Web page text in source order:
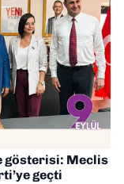
gösterisi: Meclis
geçti